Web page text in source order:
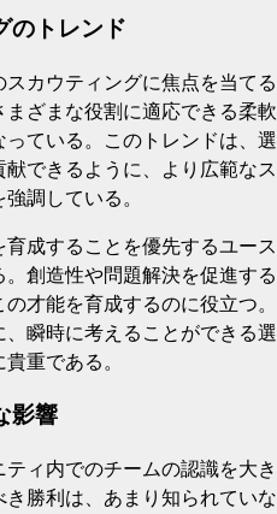
のトレンド
カウティングに焦点を当てる
ざまな役割に適応できる柔軟
ている。このトレンドは、選
できるように、より広範なス
調している。
成することを優先するユース
創造性や問題解決を促進する
才能を育成するのに役立つ。
瞬時に考えることができる選
重である。
影響
ィ内でのチームの認識を大き
勝利は、あまり知られていな